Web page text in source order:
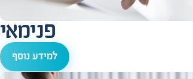
פנימאי
למידע נוסף